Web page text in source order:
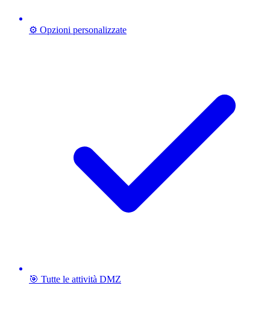
⚙️ Opzioni personalizzate
🎯 Tutte le attività DMZ